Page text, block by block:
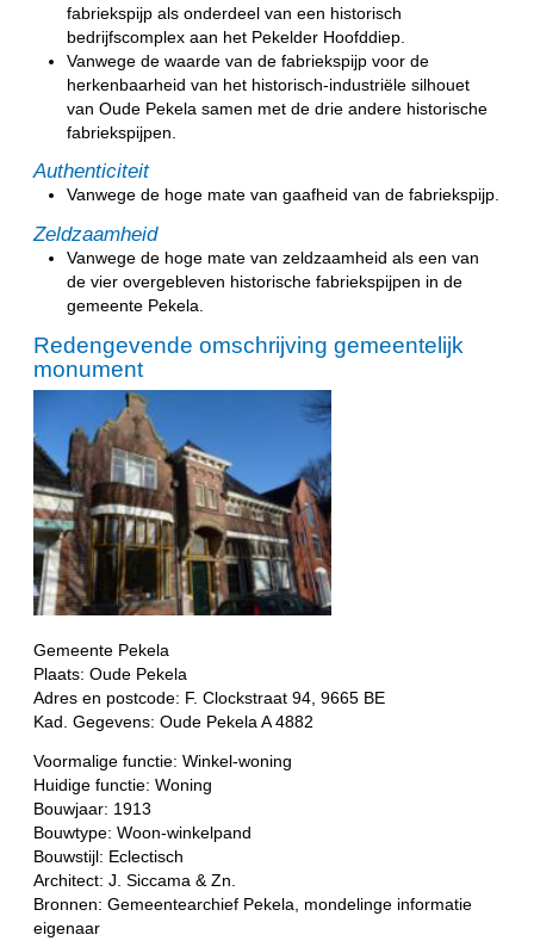
fabriekspijp als onderdeel van een historisch
bedrijfscomplex aan het Pekelder Hoofddiep.
Vanwege de waarde van de fabriekspijp voor de
herkenbaarheid van het historisch-industriële silhouet
van Oude Pekela samen met de drie andere historische
fabriekspijpen.
Authenticiteit
Vanwege de hoge mate van gaafheid van de fabriekspijp.
Zeldzaamheid
Vanwege de hoge mate van zeldzaamheid als een van
de vier overgebleven historische fabriekspijpen in de
gemeente Pekela.
Redengevende omschrijving gemeentelijk
monument
Gemeente Pekela
Plaats: Oude Pekela
Adres en postcode: F. Clockstraat 94, 9665 BE
Kad. Gegevens: Oude Pekela A 4882
Voormalige functie: Winkel-woning
Huidige functie: Woning
Bouwjaar: 1913
Bouwtype: Woon-winkelpand
Bouwstijl: Eclectisch
Architect: J. Siccama & Zn.
Bronnen: Gemeentearchief Pekela, mondelinge informatie
eigenaar